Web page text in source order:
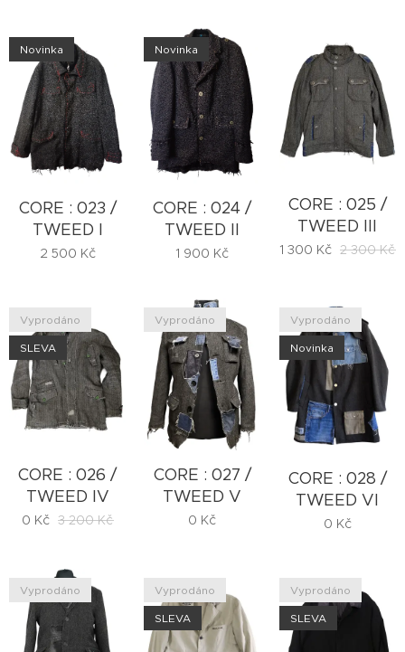
CORE : 023 /
TWEED I
Novinka
2 500 Kč
CORE : 024 /
TWEED II
Novinka
1 900 Kč
CORE : 025 /
TWEED III
1 300 Kč 2 300Kč
CORE : 026 /
TWEED IV
Vyprodáno
SLEVA
0 Kč 3 200Kč
CORE : 027 /
TWEED V
Vyprodáno
0 Kč
CORE : 028 /
TWEED VI
Vyprodáno
Novinka
0 Kč
Vyprodáno Vyprodáno
SLEVA
Vyprodáno
SLEVA